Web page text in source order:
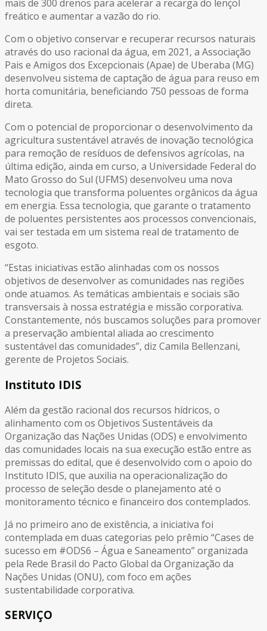
mais de 300 drenos para acelerar a recarga do lençol
freático e aumentar a vazão do rio.
Com o objetivo conservar e recuperar recursos naturais
através do uso racional da água, em 2021, a Associação
Pais e Amigos dos Excepcionais (Apae) de Uberaba (MG)
desenvolveu sistema de captação de água para reuso em
horta comunitária, beneficiando 750 pessoas de forma
direta.
Com o potencial de proporcionar o desenvolvimento da
agricultura sustentável através de inovação tecnológica
para remoção de resíduos de defensivos agrícolas, na
última edição, ainda em curso, a Universidade Federal do
Mato Grosso do Sul (UFMS) desenvolveu uma nova
tecnologia que transforma poluentes orgânicos da água
em energia. Essa tecnologia, que garante o tratamento
de poluentes persistentes aos processos convencionais,
vai ser testada em um sistema real de tratamento de
esgoto.
“Estas iniciativas estão alinhadas com os nossos
objetivos de desenvolver as comunidades nas regiões
onde atuamos. As temáticas ambientais e sociais são
transversais à nossa estratégia e missão corporativa.
Constantemente, nós buscamos soluções para promover
a preservação ambiental aliada ao crescimento
sustentável das comunidades”, diz Camila Bellenzani,
gerente de Projetos Sociais.
Instituto IDIS
Além da gestão racional dos recursos hídricos, o
alinhamento com os Objetivos Sustentáveis da
Organização das Nações Unidas (ODS) e envolvimento
das comunidades locais na sua execução estão entre as
premissas do edital, que é desenvolvido com o apoio do
Instituto IDIS, que auxilia na operacionalização do
processo de seleção desde o planejamento até o
monitoramento técnico e financeiro dos contemplados.
Já no primeiro ano de existência, a iniciativa foi
contemplada em duas categorias pelo prêmio “Cases de
sucesso em #ODS6 – Água e Saneamento” organizada
pela Rede Brasil do Pacto Global da Organização da
Nações Unidas (ONU), com foco em ações
sustentabilidade corporativa.
SERVIÇO